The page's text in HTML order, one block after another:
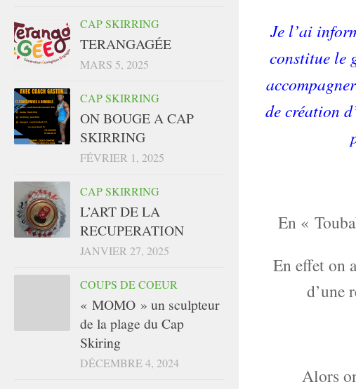
Je l’ai
constitue le
de création
En «
En effet on
d’une
Alors
CAP SKIRRING
TERANGAGÉE
MARS 5, 2025
CAP SKIRRING
ON BOUGE A CAP
SKIRRING
FÉVRIER 1, 2025
CAP SKIRRING
L’ART DE LA
RECUPERATION
JANVIER 27, 2025
COUPS DE COEUR
« MOMO » un sculpteur
de la plage du Cap
Skiring
DÉCEMBRE 4, 2024